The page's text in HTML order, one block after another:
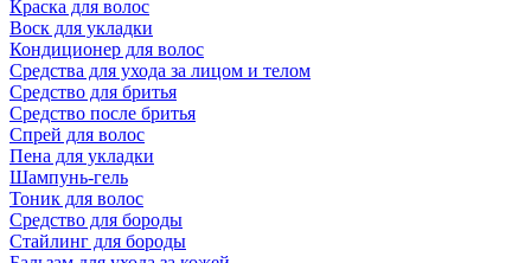
Краска для волос
Воск для укладки
Кондиционер для волос
Средства для ухода за лицом и телом
Средство для бритья
Средство после бритья
Спрей для волос
Пена для укладки
Шампунь-гель
Тоник для волос
Средство для бороды
Стайлинг для бороды